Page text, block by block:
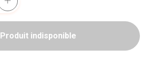
Produit indisponible